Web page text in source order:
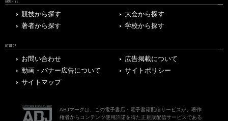
競技から探す
大会から探す
著者から探す
学校から探す
OTHERS
お問い合わせ
広告掲載について
動画・バナー広告について
サイトポリシー
サイトマップ
ABJマークは、この電子書店・電子書籍配信サービスが、著作
権者からコンテンツ使用許諾を得た正規版配信サービスである